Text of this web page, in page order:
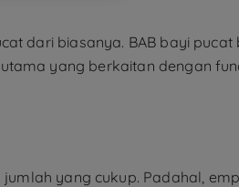
dari biasanya. BAB bayi pucat
yang berkaitan dengan
yang cukup. Padahal,